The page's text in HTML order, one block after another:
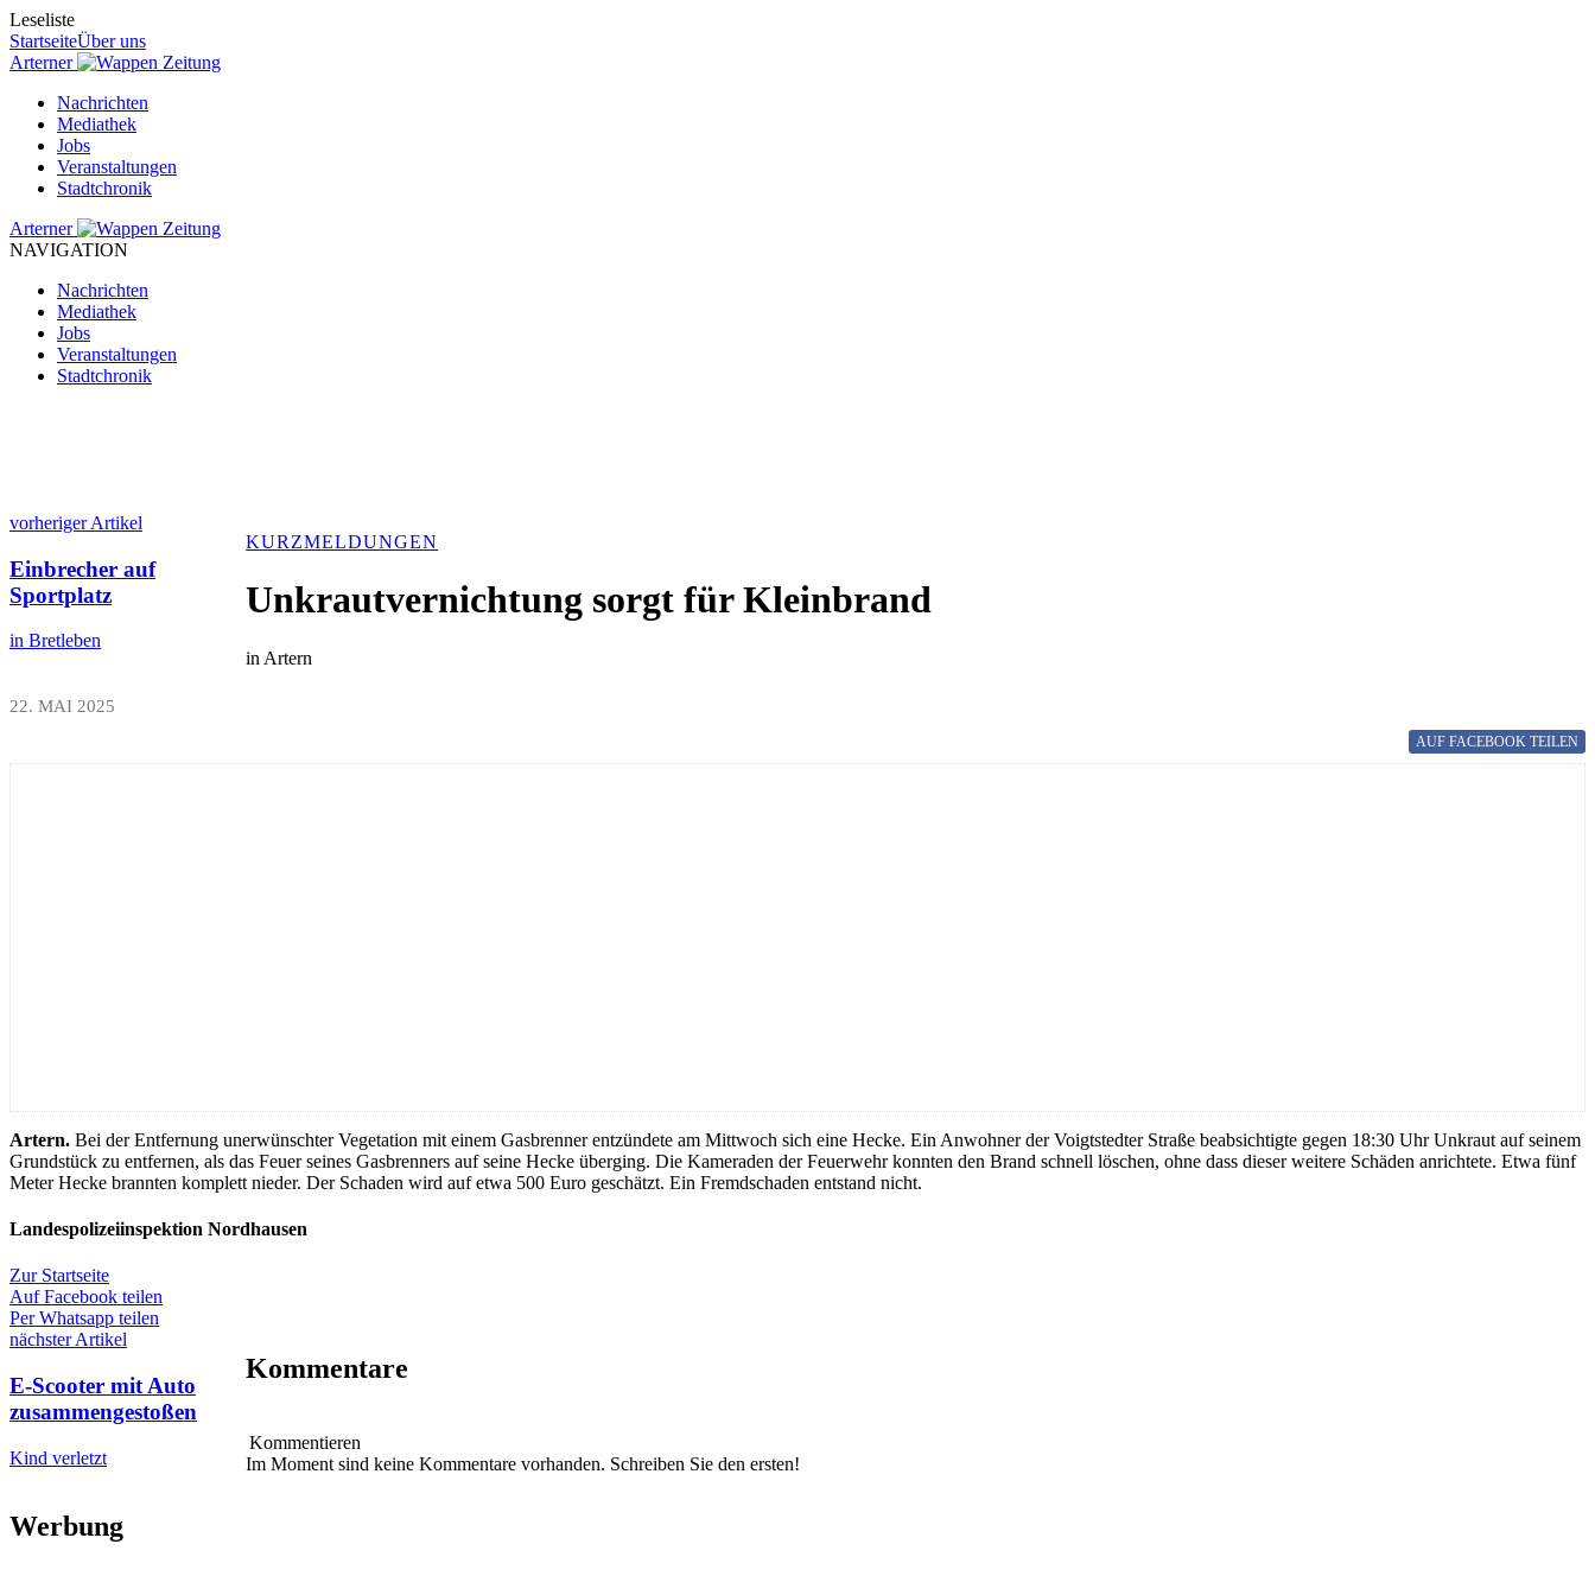
Leseliste
StartseiteÜber uns
Arterner
Zeitung
Nachrichten
Mediathek
Jobs
Veranstaltungen
Stadtchronik
Arterner
Zeitung
NAVIGATION
Nachrichten
Mediathek
Jobs
Veranstaltungen
Stadtchronik
vorheriger Artikel
Einbrecher auf
Sportplatz
in Bretleben
KURZMELDUNGEN
Unkrautvernichtung sorgt für Kleinbrand
in Artern
22. MAI 2025
AUF FACEBOOK TEILEN
Artern. Bei der Entfernung unerwünschter Vegetation mit einem Gasbrenner entzündete am Mittwoch sich eine Hecke. Ein Anwohner der Voigtstedter Straße beabsichtigte gegen 18:30 Uhr Unkraut auf seinem
Grundstück zu entfernen, als das Feuer seines Gasbrenners auf seine Hecke überging. Die Kameraden der Feuerwehr konnten den Brand schnell löschen, ohne dass dieser weitere Schäden anrichtete. Etwa fünf
Meter Hecke brannten komplett nieder. Der Schaden wird auf etwa 500 Euro geschätzt. Ein Fremdschaden entstand nicht.
Landespolizeiinspektion Nordhausen
Zur Startseite
Auf Facebook teilen
Per Whatsapp teilen
nächster Artikel
E-Scooter mit Auto
zusammengestoßen
Kind verletzt
Kommentare
Kommentieren
Im Moment sind keine Kommentare vorhanden. Schreiben Sie den ersten!
Werbung